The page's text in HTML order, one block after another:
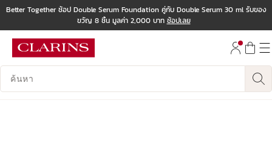
ไปที่ส่วนท้าย
Better Together ช้อป Double Serum Foundation คู่กับ Double Serum 30 ml รับของ
ขวัญ 8 ชิ้น มูลค่า 2,000 บาท ช้อปเลย
บันทึกข้อมูลค้นหา